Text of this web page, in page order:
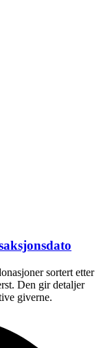
sortert etter
Den gir detaljer
giverne.